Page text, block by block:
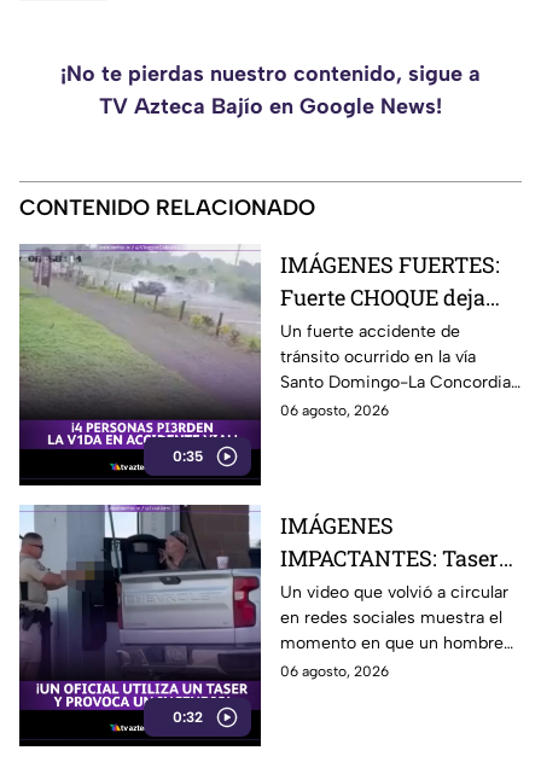
¡No te pierdas nuestro contenido, sigue a
TV Azteca Bajío en Google News!
CONTENIDO RELACIONADO
0:35
IMÁGENES FUERTES:
Fuerte CHOQUE deja
una FAMILIA
COMPLETA s1n v1da;
camioneta impactó
contra camión
Un fuerte accidente de
tránsito ocurrido en la vía
Santo Domingo-La Concordia,
Ecuador, dejó cuatro personas
06 agosto, 2026
0:32
IMÁGENES
IMPACTANTES: Taser
DESATA incendio en
gasolinera durante
altercado: Así ocurrió
Un video que volvió a circular
en redes sociales muestra el
momento en que un hombre
resultó con quemaduras
06 agosto, 2026